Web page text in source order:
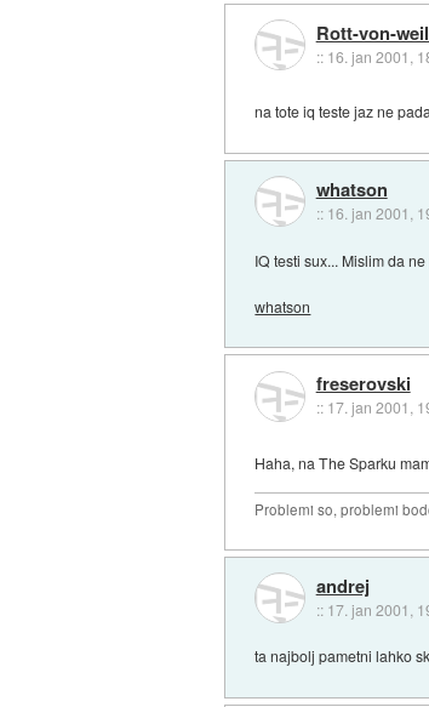
Rott-von-
:: 16. jan 2001,
na tote iq teste jaz ne
whatson
:: 16. jan 2001,
IQ testi sux... Mislim da
whatson
freserovski
:: 17. jan 2001,
Haha, na The Sparku
Problemi so, problemi
andrej
:: 17. jan 2001,
ta najbolj pametni lahko